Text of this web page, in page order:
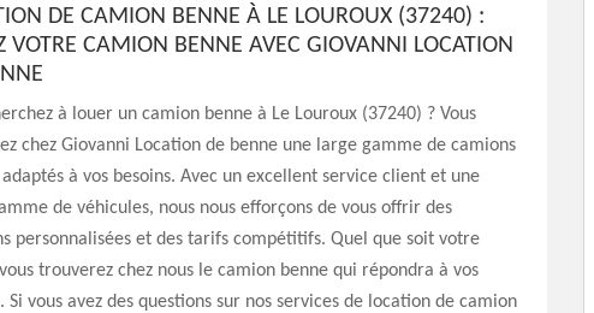
DE CAMION BENNE À LE LOUROUX (37240) :
VOTRE CAMION BENNE AVEC GIOVANNI LOCATION
à louer un camion benne à Le Louroux (37240) ? Vous
chez Giovanni Location de benne une large gamme de camions
adaptés à vos besoins. Avec un excellent service client et une
de véhicules, nous nous efforçons de vous offrir des
personnalisées et des tarifs compétitifs. Quel que soit votre
trouverez chez nous le camion benne qui répondra à vos
Si vous avez des questions sur nos services de location de camion